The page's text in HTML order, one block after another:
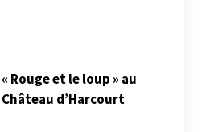
« Rouge et le loup » au
Château d’Harcourt